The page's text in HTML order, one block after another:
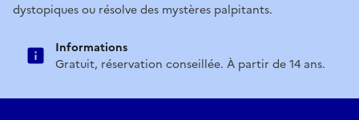
dystopiques ou résolve des mystères palpitants.
Informations
Gratuit, réservation conseillée. À partir de 14 ans.